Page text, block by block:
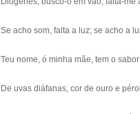
Se acho som, falta a luz; se acho a
Teu nome, ó minha mãe, tem o
De uvas diáfanas, cor de ouro